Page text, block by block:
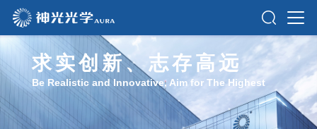
求实创新、志存高远
Be Realistic and Innovative, Aim for The Highest